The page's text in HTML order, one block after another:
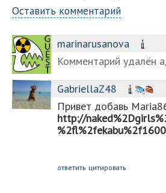
Оставить комментарий
marinarusanova
Комментарий удалён
GabriellaZ48
︀︀П︀р︀и︀в︀е︀т︀ ︀д︀о︀б︀а︀в︀ь︀
http://
ответить цитировать